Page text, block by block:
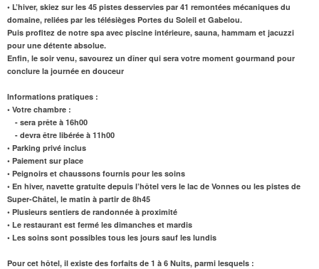
• L’hiver, skiez sur les 45 pistes desservies par 41 remontées mécaniques du
domaine, reliées par les télésièges Portes du Soleil et Gabelou.
Puis profitez de notre spa avec piscine intérieure, sauna, hammam et jacuzzi
pour une détente absolue.
Enfin, le soir venu, savourez un dîner qui sera votre moment gourmand pour
conclure la journée en douceur
Informations pratiques :
• Votre chambre :
- sera prête à 16h00
- devra être libérée à 11h00
• Parking privé inclus
• Paiement sur place
• Peignoirs et chaussons fournis pour les soins
• En hiver, navette gratuite depuis l’hôtel vers le lac de Vonnes ou les pistes de
Super-Châtel, le matin à partir de 8h45
• Plusieurs sentiers de randonnée à proximité
• Le restaurant est fermé les dimanches et mardis
• Les soins sont possibles tous les jours sauf les lundis
Pour cet hôtel, il existe des forfaits de 1 à 6 Nuits, parmi lesquels :